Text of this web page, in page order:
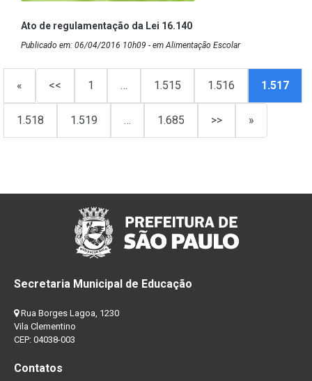
Ato de regulamentação da Lei 16.140
Publicado em: 06/04/2016 10h09 - em Alimentação Escolar
« << 1 … 1.515 1.516 1.517
1.518 1.519 … 1.685 >> »
Secretaria Municipal de Educação
Rua Borges Lagoa, 1230
Vila Clementino
CEP: 04038-003
Contatos